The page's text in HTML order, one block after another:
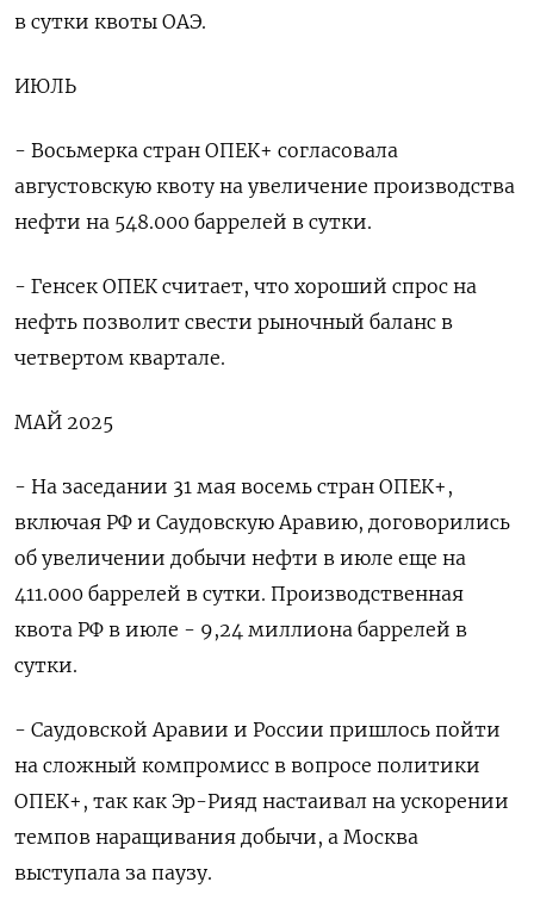
в сутки квоты ОАЭ.
ИЮЛЬ
- Восьмерка стран ОПЕК+ согласовала
августовскую квоту на увеличение производства
нефти на 548.000 баррелей в сутки.
- Генсек ОПЕК считает, что хороший спрос на
нефть позволит свести рыночный баланс в
четвертом квартале.
МАЙ 2025
- На заседании 31 мая восемь стран ОПЕК+,
включая РФ и Саудовскую Аравию, договорились
об увеличении добычи нефти в июле еще на
411.000 баррелей в сутки. Производственная
квота РФ в июле - 9,24 миллиона баррелей в
сутки.
- Саудовской Аравии и России пришлось пойти
на сложный компромисс в вопросе политики
ОПЕК+, так как Эр-Рияд настаивал на ускорении
темпов наращивания добычи, а Москва
выступала за паузу.